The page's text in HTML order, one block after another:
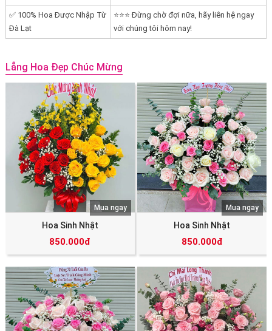
✅ 100% Hoa Được Nhập Từ
Đà Lạt
⭐⭐⭐ Đừng chờ đợi nữa, hãy liên hệ ngay
với chúng tôi hôm nay!
Lẵng Hoa Đẹp Chúc Mừng
Hoa Sinh Nhật
850.000đ
Mua ngay
Hoa Sinh Nhật
850.000đ
Mua ngay